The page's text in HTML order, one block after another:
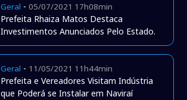
Geral -05/07/2021 17h08min
Prefeita Rhaiza Matos Destaca
Investimentos Anunciados Pelo Estado.
Geral - 11/05/2021 11h44min
Prefeita e Vereadores Visitam Indústria
que Poderá se Instalar em Naviraí